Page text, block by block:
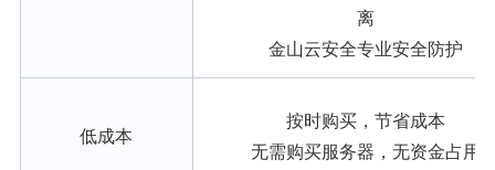
离
金山云安全专业安全防护
低成本
按时购买，节省成本
无需购买服务器，无资金占用